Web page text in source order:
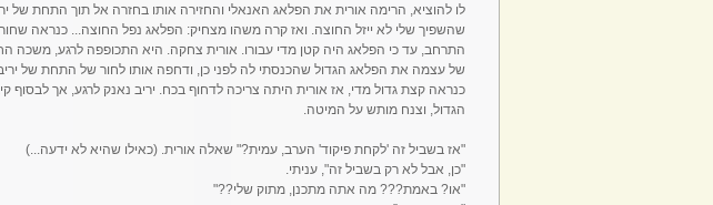
לו להוציא, הרימה אורית את הפלאג האנאלי והחזירה אותו בחזרה אל תוך התחת של
שהשפיך שלי לא ייזל החוצה. ואז קרה משהו מצחיק: הפלאג נפל החוצה... כנראה
התרחב, עד כי הפלאג היה קטן מדי עבורו. אורית צחקה. היא התכופפה לרגע, משכה
של עצמה את הפלאג הגדול שהכנסתי לה לפני כן, ודחפה אותו לחור של התחת של
כנראה קצת גדול מדי, אז אורית היתה צריכה לדחוף בכח. יריב נאנק לרגע, אך
הגדול, וצנח מותש על המיטה.
"אז בשביל זה 'לקחת פיקוד' הערב, עמית?" שאלה אורית. (כאילו שהיא לא ידעה...)
"כן, אבל לא רק בשביל זה", עניתי.
"או? באמת??? מה אתה מתכנן, מתוק שלי??"